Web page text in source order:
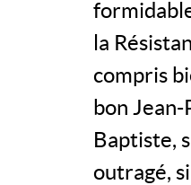
la
compris
bon Jean-
Baptiste,
outragé,